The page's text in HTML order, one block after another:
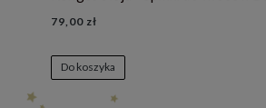
79,00 zł
Do koszyka